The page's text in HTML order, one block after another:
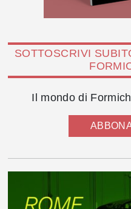
SOTTOSCRIVI
Il mondo di